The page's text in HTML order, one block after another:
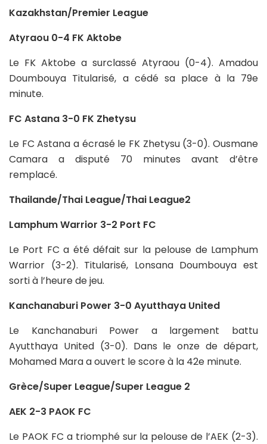
Kazakhstan/Premier League
Atyraou 0-4 FK Aktobe
Le FK Aktobe a surclassé Atyraou (0-4). Amadou
Doumbouya Titularisé, a cédé sa place à la 79e
minute.
FC Astana 3-0 FK Zhetysu
Le FC Astana a écrasé le FK Zhetysu (3-0). Ousmane
Camara a disputé 70 minutes avant d’être
remplacé.
Thailande/Thai League/Thai League2
Lamphum Warrior 3-2 Port FC
Le Port FC a été défait sur la pelouse de Lamphum
Warrior (3-2). Titularisé, Lonsana Doumbouya est
sorti à l’heure de jeu.
Kanchanaburi Power 3-0 Ayutthaya United
Le Kanchanaburi Power a largement battu
Ayutthaya United (3-0). Dans le onze de départ,
Mohamed Mara a ouvert le score à la 42e minute.
Grèce/Super League/Super League 2
AEK 2-3 PAOK FC
Le PAOK FC a triomphé sur la pelouse de l’AEK (2-3).